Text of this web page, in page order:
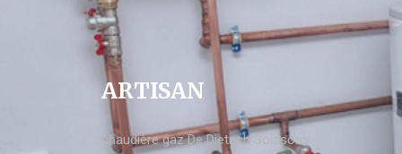
ARTISAN
chaudière gaz De Dietrich Soissons